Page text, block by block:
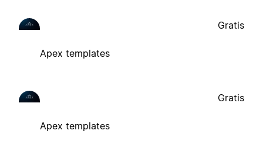
Apex templates
Gratis
Apex templates
Gratis